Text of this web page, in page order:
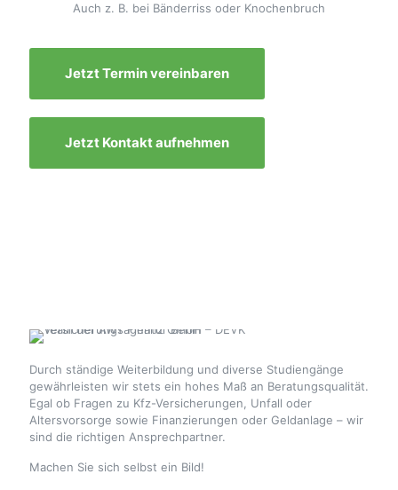
Auch z. B. bei Bänderriss oder Knochenbruch
Jetzt Termin vereinbaren
Jetzt Kontakt aufnehmen
Durch ständige Weiterbildung und diverse Studiengänge
gewährleisten wir stets ein hohes Maß an Beratungsqualität.
Egal ob Fragen zu Kfz-Versicherungen, Unfall oder
Altersvorsorge sowie Finanzierungen oder Geldanlage – wir
sind die richtigen Ansprechpartner.
Machen Sie sich selbst ein Bild!